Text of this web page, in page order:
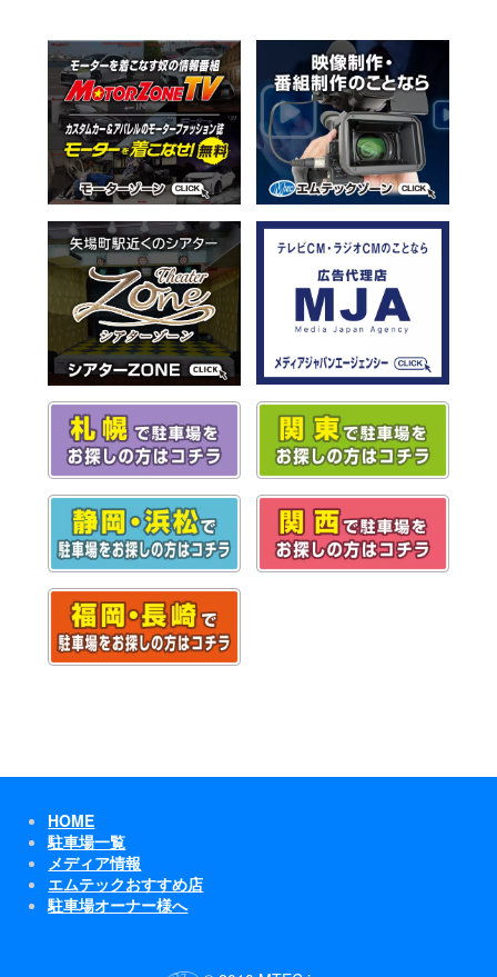
HOME
駐車場一覧
メディア情報
エムテックおすすめ店
駐車場オーナー様へ